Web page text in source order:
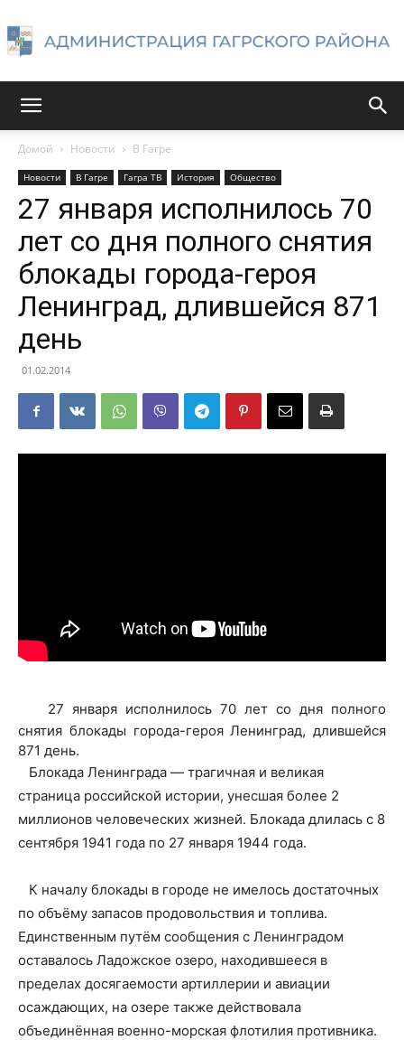
Гагрского
района
Домой Новости В Гагре
Новости В Гагре Гагра ТВ История Общество
27 января исполнилось 70
лет со дня полного снятия
блокады города-героя
Ленинград, длившейся 871
день
01.02.2014
27 января исполнилось 70 лет со дня полного
снятия блокады города-героя Ленинград, длившейся
871 день.
Блокада Ленинграда — трагичная и великая
страница российской истории, унесшая более 2
миллионов человеческих жизней. Блокада длилась с 8
сентября 1941 года по 27 января 1944 года.
К началу блокады в городе не имелось достаточных
по объёму запасов продовольствия и топлива.
Единственным путём сообщения с Ленинградом
оставалось Ладожское озеро, находившееся в
пределах досягаемости артиллерии и авиации
осаждающих, на озере также действовала
объединённая военно-морская флотилия противника.